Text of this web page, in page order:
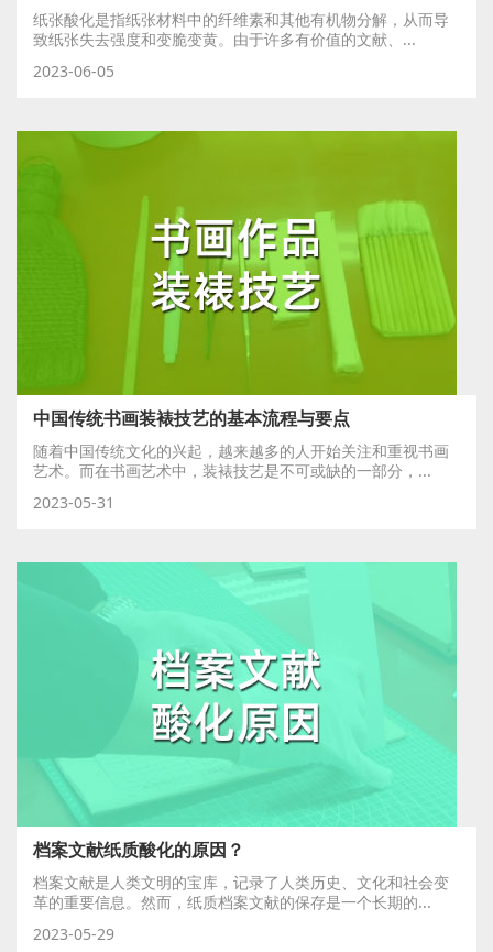
纸张酸化是指纸张材料中的纤维素和其他有机物分解，从而导
致纸张失去强度和变脆变黄。由于许多有价值的文献、...
2023-06-05
中国传统书画装裱技艺的基本流程与要点
随着中国传统文化的兴起，越来越多的人开始关注和重视书画
艺术。而在书画艺术中，装裱技艺是不可或缺的一部分，...
2023-05-31
档案文献纸质酸化的原因？
档案文献是人类文明的宝库，记录了人类历史、文化和社会变
革的重要信息。然而，纸质档案文献的保存是一个长期的...
2023-05-29